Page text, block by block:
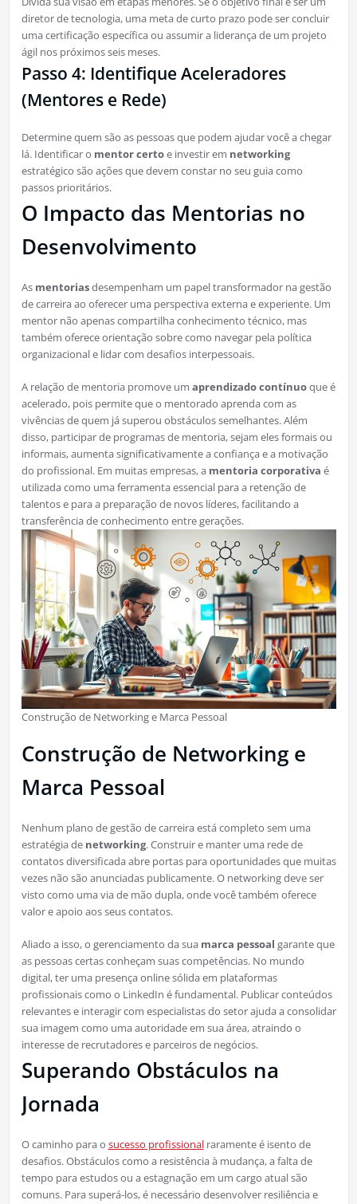
diretor de tecnologia, uma meta de curto prazo pode ser concluir
uma certificação específica ou assumir a liderança de um projeto
ágil nos próximos seis meses.
Passo 4: Identifique Aceleradores
(Mentores e Rede)
Determine quem são as pessoas que podem ajudar você a chegar
lá. Identificar o mentor certoe investir em networking
estratégico são ações que devem constar no seu guia como
passos prioritários.
O Impacto das Mentorias no
Desenvolvimento
As mentoriasdesempenham um papel transformador na gestão
de carreira ao oferecer uma perspectiva externa e experiente. Um
mentor não apenas compartilha conhecimento técnico, mas
também oferece orientação sobre como navegar pela política
organizacional e lidar com desafios interpessoais.
A relação de mentoria promove um aprendizado contínuoque é
acelerado, pois permite que o mentorado aprenda com as
vivências de quem já superou obstáculos semelhantes. Além
disso, participar de programas de mentoria, sejam eles formais ou
informais, aumenta significativamente a confiança e a motivação
do profissional. Em muitas empresas, a mentoria corporativa é
utilizada como uma ferramenta essencial para a retenção de
talentos e para a preparação de novos líderes, facilitando a
transferência de conhecimento entre gerações.
Construção de Networking e Marca Pessoal
Construção de Networking e
Marca Pessoal
Nenhum plano de gestão de carreira está completo sem uma
estratégia de networking. Construir e manter uma rede de
contatos diversificada abre portas para oportunidades que muitas
vezes não são anunciadas publicamente. O networking deve ser
visto como uma via de mão dupla, onde você também oferece
valor e apoio aos seus contatos.
Aliado a isso, o gerenciamento da sua marca pessoal garante que
as pessoas certas conheçam suas competências. No mundo
digital, ter uma presença online sólida em plataformas
profissionais como o LinkedIn é fundamental. Publicar conteúdos
relevantes e interagir com especialistas do setor ajuda a consolidar
sua imagem como uma autoridade em sua área, atraindo o
interesse de recrutadores e parceiros de negócios.
Superando Obstáculos na
Jornada
O caminho para o sucesso profissionalraramente é isento de
desafios. Obstáculos como a resistência à mudança, a falta de
tempo para estudos ou a estagnação em um cargo atual são
comuns. Para superá-los, é necessário desenvolver resiliência e